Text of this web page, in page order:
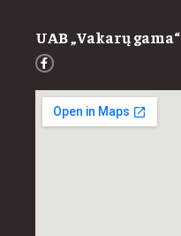
UAB „Vakarų gama“